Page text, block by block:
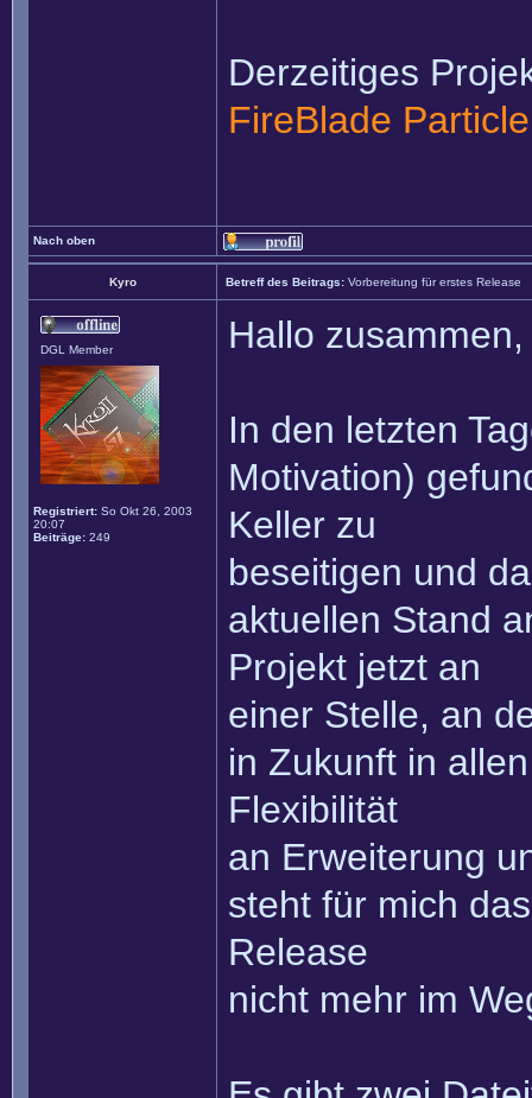
Derzeitiges
FireBlade
Nach oben
Kyro Betreff des Beitrags: Vorbereitung für erstes Release
DGL Member
Registriert: So Okt 26, 2003
20:07
Beiträge: 249
Hallo zusammen,
In den letzten
Motivation)
Keller zu
beseitigen und
aktuellen Stand
Projekt jetzt an
einer Stelle, an
in Zukunft in
Flexibilität
an Erweiterung
steht für mich
Release
nicht mehr im